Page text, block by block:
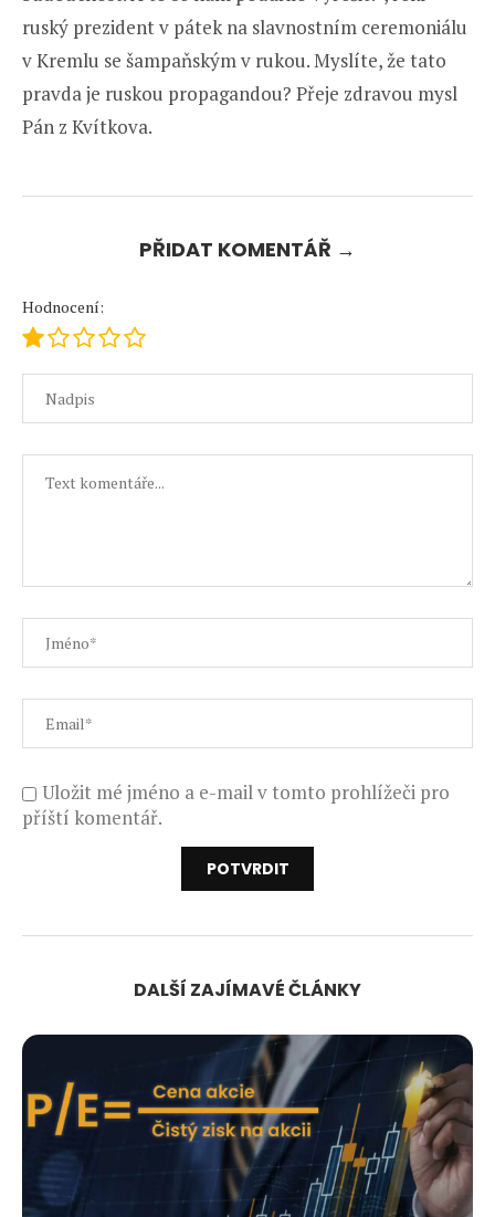
ruský prezident v pátek na slavnostním ceremoniálu
v Kremlu se šampaňským v rukou. Myslíte, že tato
pravda je ruskou propagandou? Přeje zdravou mysl
Pán z Kvítkova.
PŘIDAT KOMENTÁŘ →
Hodnocení:
Uložit mé jméno a e-mail v tomto prohlížeči pro
příští komentář.
DALŠÍ ZAJÍMAVÉ ČLÁNKY